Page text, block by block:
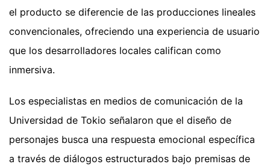
el producto se diferencie de las producciones lineales
convencionales, ofreciendo una experiencia de usuario
que los desarrolladores locales califican como
inmersiva.
Los especialistas en medios de comunicación de la
Universidad de Tokio señalaron que el diseño de
personajes busca una respuesta emocional específica
a través de diálogos estructurados bajo premisas de